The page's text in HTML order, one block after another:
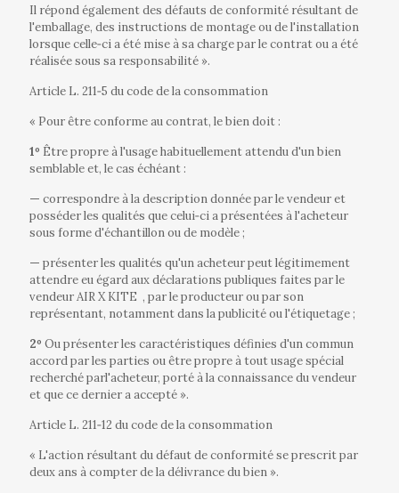
Il répond également des défauts de conformité résultant de
l'emballage, des instructions de montage ou de l'installation
lorsque celle‐ci a été mise à sa charge par le contrat ou a été
réalisée sous sa responsabilité ».
Article L. 211‐5 du code de la consommation
« Pour être conforme au contrat, le bien doit :
1º Être propre à l'usage habituellement attendu d'un bien
semblable et, le cas échéant :
— correspondre à la description donnée par le vendeur et
posséder les qualités que celui‐ci a présentées à l'acheteur
sous forme d'échantillon ou de modèle ;
— présenter les qualités qu'un acheteur peut légitimement
attendre eu égard aux déclarations publiques faites par le
vendeur AIR X KITE , par le producteur ou par son
représentant, notamment dans la publicité ou l'étiquetage ;
2º Ou présenter les caractéristiques définies d'un commun
accord par les parties ou être propre à tout usage spécial
recherché parl'acheteur, porté à la connaissance du vendeur
et que ce dernier a accepté ».
Article L. 211‐12 du code de la consommation
« L'action résultant du défaut de conformité se prescrit par
deux ans à compter de la délivrance du bien ».